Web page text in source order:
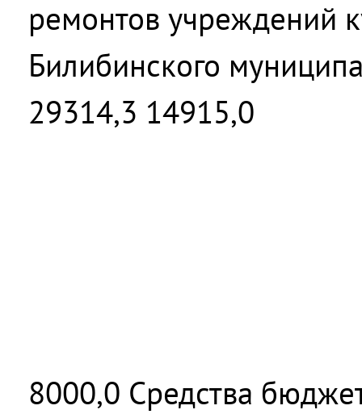
ремонтов учреждений
Билибинского
29314,3 14915,0
8000,0 Средства